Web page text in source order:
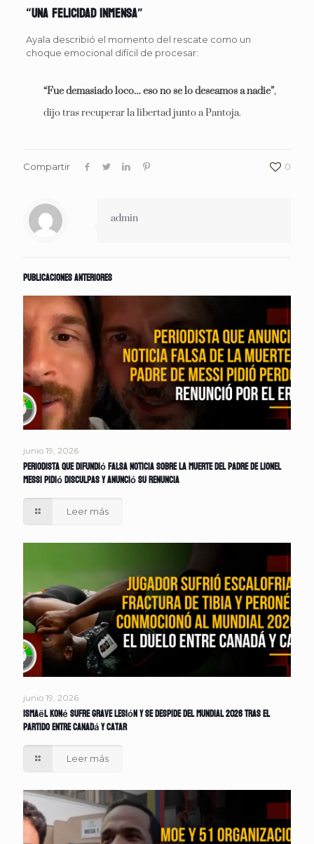
“Una felicidad inmensa”
Ayala describió el momento del rescate como un
choque emocional difícil de procesar:
“Fue demasiado loco… eso no se lo deseamos a nadie”,
dijo tras recuperar la libertad junto a Pantoja.
Compartir 0
admin
Publicaciones anteriores
junio 19, 2026
Periodista que difundió falsa noticia sobre la muerte del padre de Lionel
Messi pidió disculpas y anunció su renuncia
Leer más
junio 19, 2026
Ismaël Koné sufre grave lesión y se despide del Mundial 2026 tras el
partido entre Canadá y Catar
Leer más